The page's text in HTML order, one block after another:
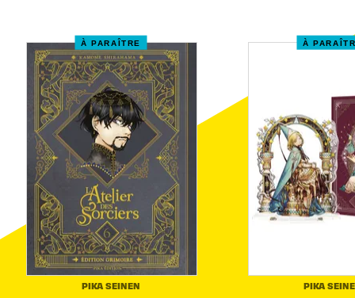
À PARAÎTRE
PIKA SEINEN
À
PIKA